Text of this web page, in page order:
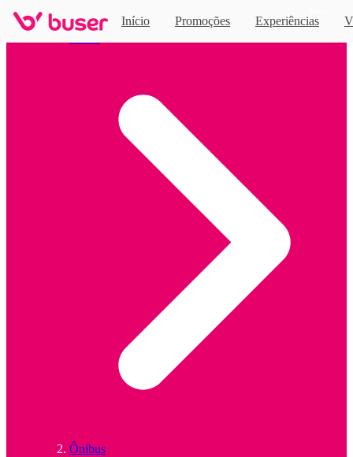
Início Promoções Experiências
Ônibus